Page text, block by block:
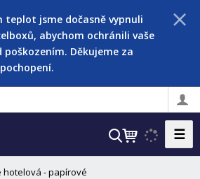
teplot jsme dočasně vypnuli
abychom ochránili vaše
poškozením. Děkujeme za
pochopení.
V
☰
hotelová - papírové